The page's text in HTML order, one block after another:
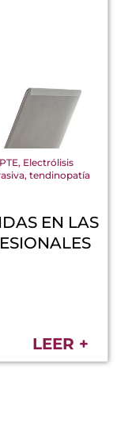
, Electrólisis
, tendinopatía
EN LAS
LEER +